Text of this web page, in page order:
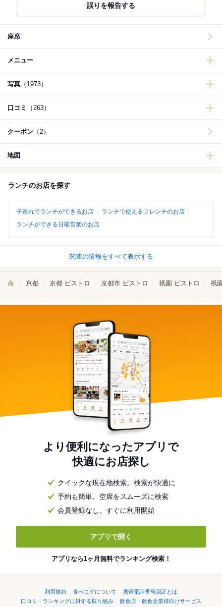
誤りを報告する
座席
メニュー
写真 （1973）
口コミ （263）
クーポン （2）
地図
ランチのお店を探す
子連れでランチができるお店
ランチで使えるフレンチのお店
ランチができる日曜営業のお店
関連の情報をすべて表示する
京都 京都 ビストロ 京都市 ビストロ 祇園 ビストロ 祇
より便利になったアプリで
快適にお店探し
クイックな現在地検索。検索が快適に
予約も簡単。空席をスムーズに検索
会員登録なし。すぐに利用開始
アプリで開く
アプリなら1ヶ月無料でランキング検索！
利用規約 食べログについて
携帯電話番号認証とは
口コミ・ランキングに対する取り組み
飲食店・飲食企業様向けサービス